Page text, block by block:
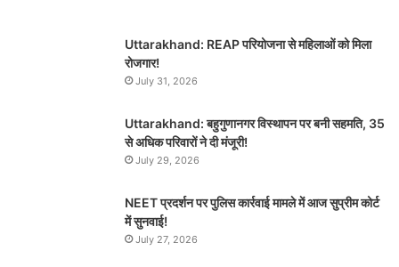
Uttarakhand: REAP परियोजना से महिलाओं को मिला
रोजगार!
July 31, 2026
Uttarakhand: बहुगुणानगर विस्थापन पर बनी सहमति, 35
से अधिक परिवारों ने दी मंजूरी!
July 29, 2026
NEET प्रदर्शन पर पुलिस कार्रवाई मामले में आज सुप्रीम कोर्ट
में सुनवाई!
July 27, 2026